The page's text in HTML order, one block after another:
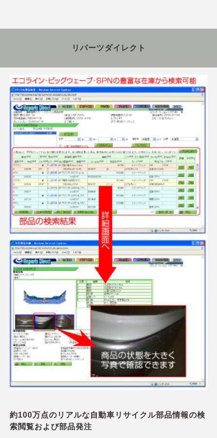
リパーツダイレクト
約100万点のリアルな自動車リサイクル部品情報の検
索閲覧および部品発注